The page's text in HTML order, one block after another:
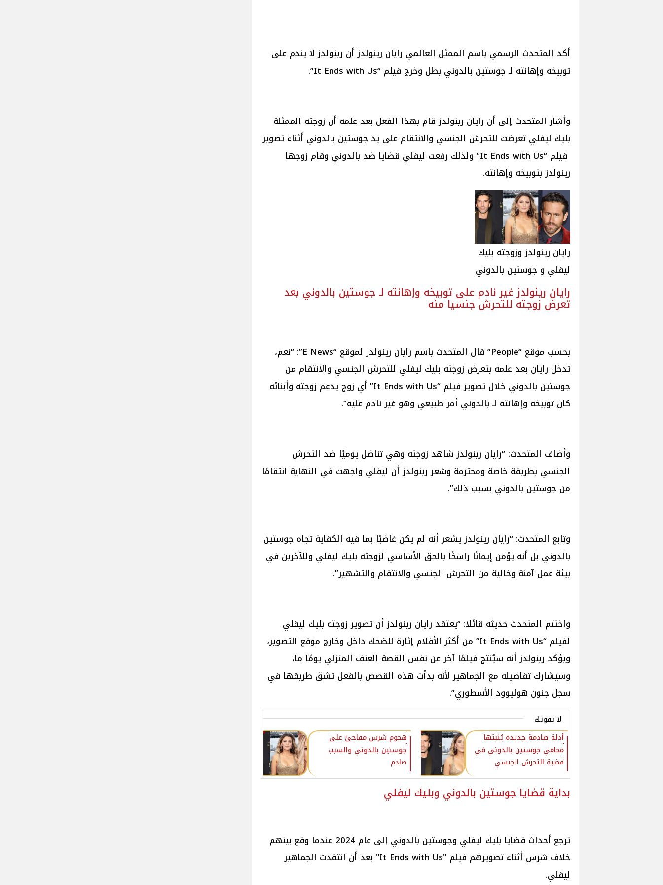
أكد المتحدث الرسمي باسم الممثل العالمي رايان رينولدز أن رينولدز لا يندم على
توبيخه وإهانته لـ جوستين بالدوني بطل وخرج فيلم “It Ends with Us”.
وأشار المتحدث إلى أن رايان رينولدز قام بهذا الفعل بعد علمه أن زوجته الممثلة
بليك ليفلي تعرضت للتحرش الجنسي والانتقام على يد جوستين بالدوني أثناء تصوير
فيلم “It Ends with Us” ولذلك رفعت ليفلي قضايا ضد بالدوني وقام زوجها
رينولدز بتوبيخه وإهانته.
رايان رينولدز وزوجته بليك
ليفلي و جوستين بالدوني
رايان رينولدز غير نادم على توبيخه وإهانته لـ جوستين بالدوني بعد
تعرض زوجته للتحرش جنسيا منه
بحسب موقع “People” قال المتحدث باسم رايان رينولدز لموقع “E News”: “نعم،
تدخل رايان بعد علمه بتعرض زوجته بليك ليفلي للتحرش الجنسي والانتقام من
جوستين بالدوني خلال تصوير فيلم “It Ends with Us” أي زوج يدعم زوجته وأبنائه
كان توبيخه وإهانته لـ بالدوني أمر طبيعي وهو غير نادم عليه”.
وأضاف المتحدث: “رايان رينولدز شاهد زوجته وهي تناضل يوميًا ضد التحرش
الجنسي بطريقة خاصة ومحترمة وشعر رينولدز أن ليفلي واجهت في النهاية انتقامًا
من جوستين بالدوني بسبب ذلك”.
وتابع المتحدث: “رايان رينولدز يشعر أنه لم يكن غاضبًا بما فيه الكفاية تجاه جوستين
بالدوني بل أنه يؤمن إيمانًا راسخًا بالحق الأساسي لزوجته بليك ليفلي وللآخرين في
بيئة عمل آمنة وخالية من التحرش الجنسي والانتقام والتشهير”.
واختتم المتحدث حديثه قائلا: “يعتقد رايان رينولدز أن تصوير زوجته بليك ليفلي
لفيلم “It Ends with Us” من أكثر الأفلام إثارة للضحك داخل وخارج موقع التصوير،
ويؤكد رينولدز أنه سيُنتج فيلمًا آخر عن نفس القصة العنف المنزلي يومًا ما،
وسيشارك تفاصيله مع الجماهير لأنه بدأت هذه القصص بالفعل تشق طريقها في
سجل جنون هوليوود الأسطوري”.
لا يفوتك
أدلة صادمة جديدة يُثبتها
محامي جوستين بالدوني في
قضية التحرش الجنسي
هجوم شرس مفاجئ على
جوستين بالدوني والسبب
صادم
بداية قضايا جوستين بالدوني وبليك ليفلي
ترجع أحداث قضايا بليك ليفلي وجوستين بالدوني إلى عام 2024 عندما وقع بينهم
خلاف شرس أثناء تصويرهم فيلم "It Ends with Us" بعد أن انتقدت الجماهير
ليفلي.